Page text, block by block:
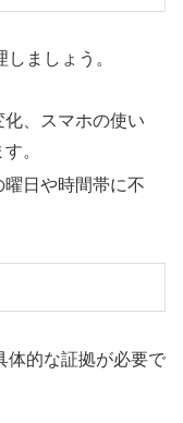
ましょう。
化、スマホの使い
。
曜日や時間帯に不
体的な証拠が必要で